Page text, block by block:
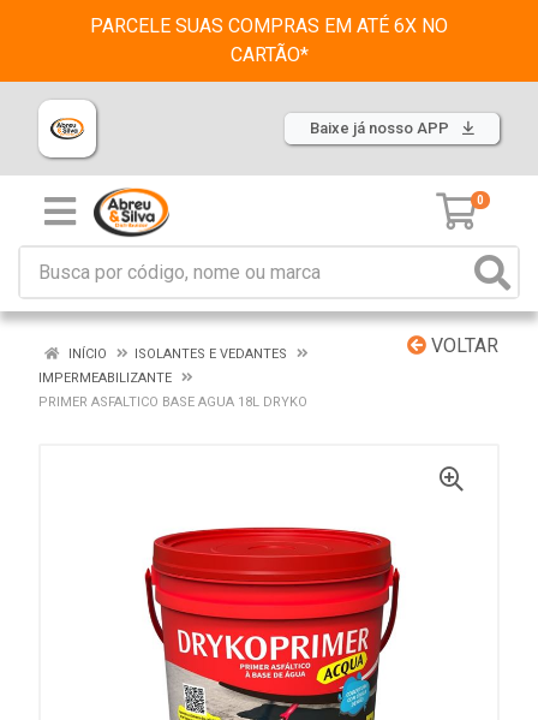
PARCELE SUAS COMPRAS EM ATÉ 6X NO
CARTÃO*
Baixe já nosso APP
0
VOLTAR
INÍCIO
ISOLANTES E VEDANTES
IMPERMEABILIZANTE
PRIMER ASFALTICO BASE AGUA 18L DRYKO